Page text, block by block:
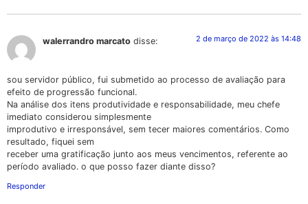
walerrandro marcato disse: 2 de março de 2022 às 14:48
sou servidor público, fui submetido ao processo de avaliação para
efeito de progressão funcional.
Na análise dos itens produtividade e responsabilidade, meu chefe
imediato considerou simplesmente
improdutivo e irresponsável, sem tecer maiores comentários. Como
resultado, fiquei sem
receber uma gratificação junto aos meus vencimentos, referente ao
período avaliado. o que posso fazer diante disso?
Responder